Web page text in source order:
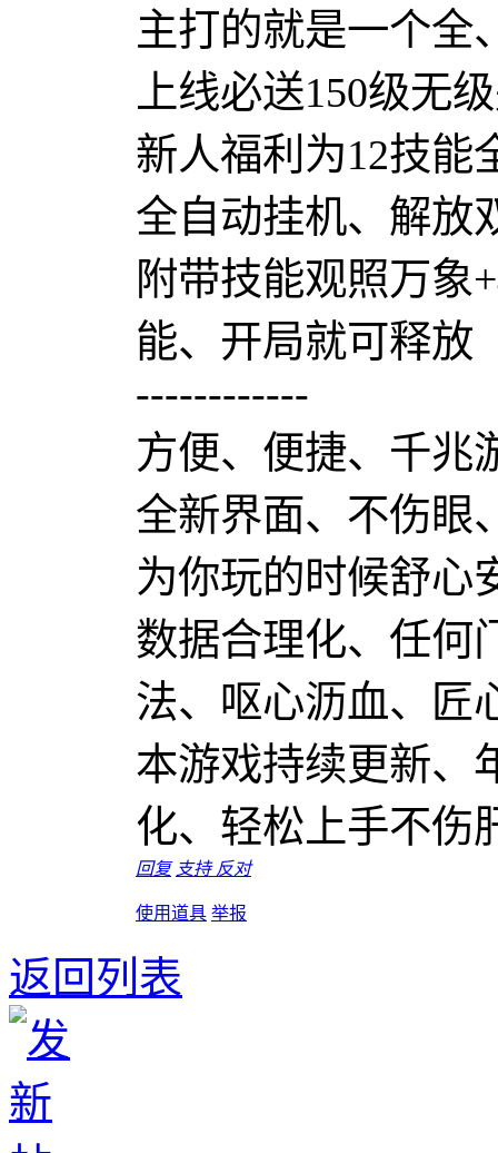
主打的就是一个全
上线必送150级无
新人福利为12技能
全自动挂机、解放
附带技能观照万象
能、开局就可释放
------------
方便、便捷、千兆
全新界面、不伤眼
为你玩的时候舒心
数据合理化、任何
法、呕心沥血、匠
本游戏持续更新、
化、轻松上手不伤
回复 支持 反对
使用道具 举报
返回列表